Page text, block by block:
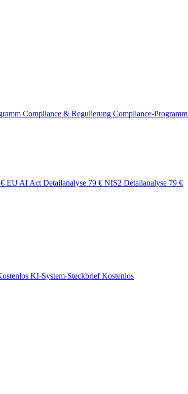
Compliance & Regulierung Compliance-Programm
EU AI Act Detailanalyse 79 € NIS2 Detailanalyse 79 €
KI-System-Steckbrief Kostenlos